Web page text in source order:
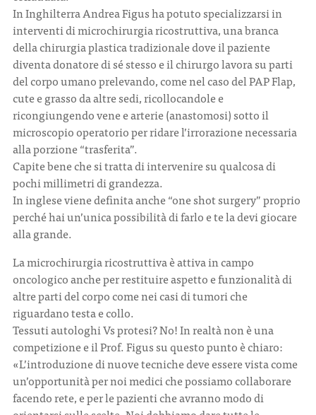
In Inghilterra Andrea Figus ha potuto specializzarsi in
interventi di microchirurgia ricostruttiva, una branca
della chirurgia plastica tradizionale dove il paziente
diventa donatore di sé stesso e il chirurgo lavora su parti
del corpo umano prelevando, come nel caso del PAP Flap,
cute e grasso da altre sedi, ricollocandole e
ricongiungendo vene e arterie (anastomosi) sotto il
microscopio operatorio per ridare l’irrorazione necessaria
alla porzione “trasferita”.
Capite bene che si tratta di intervenire su qualcosa di
pochi millimetri di grandezza.
In inglese viene definita anche “one shot surgery” proprio
perché hai un’unica possibilità di farlo e te la devi giocare
alla grande.
La microchirurgia ricostruttiva è attiva in campo
oncologico anche per restituire aspetto e funzionalità di
altre parti del corpo come nei casi di tumori che
riguardano testa e collo.
Tessuti autologhi Vs protesi? No! In realtà non è una
competizione e il Prof. Figus su questo punto è chiaro:
«L’introduzione di nuove tecniche deve essere vista come
un’opportunità per noi medici che possiamo collaborare
facendo rete, e per le pazienti che avranno modo di